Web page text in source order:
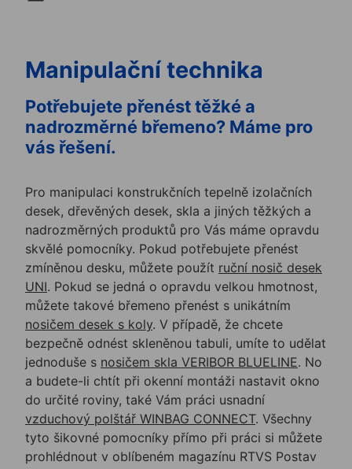
Manipulační technika
Potřebujete přenést těžké a
nadrozměrné břemeno? Máme pro
vás řešení.
Pro manipulaci konstrukčních tepelně izolačních
desek, dřevěných desek, skla a jiných těžkých a
nadrozměrných produktů pro Vás máme opravdu
skvělé pomocníky. Pokud potřebujete přenést
zmíněnou desku, můžete použít ruční nosič desek
UNI. Pokud se jedná o opravdu velkou hmotnost,
můžete takové břemeno přenést s unikátním
nosičem desek s koly. V případě, že chcete
bezpečně odnést skleněnou tabuli, umíte to udělat
jednoduše s nosičem skla VERIBOR BLUELINE. No
a budete-li chtít při okenní montáži nastavit okno
do určité roviny, také Vám práci usnadní
vzduchový polštář WINBAG CONNECT. Všechny
tyto šikovné pomocníky přímo při práci si můžete
prohlédnout v oblíbeném magazínu RTVS Postav